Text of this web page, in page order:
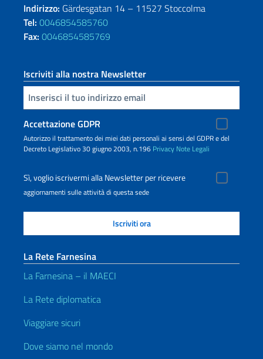
Indirizzo: Gärdesgatan 14 – 11527 Stoccolma
Tel: 0046854585760
Fax: 0046854585769
Iscriviti alla nostra Newsletter
Inserisci la tua email
Accettazione GDPR
Autorizzo il trattamento dei miei dati personali ai sensi del GDPR e del
Decreto Legislativo 30 giugno 2003, n.196 Privacy Note Legali
Sì, voglio iscrivermi alla Newsletter per ricevere
aggiornamenti sulle attività di questa sede
La Rete Farnesina
La Farnesina – il MAECI
La Rete diplomatica
Viaggiare sicuri
Dove siamo nel mondo